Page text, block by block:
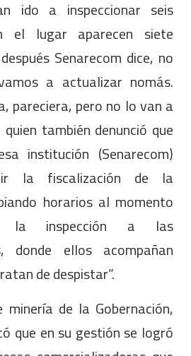
ido a inspeccionar seis
el lugar aparecen siete
Senarecom dice, no
a actualizar nomás.
pareciera, pero no lo van a
también denunció que
institución (Senarecom)
la fiscalización de la
horarios al momento
la inspección a las
donde ellos acompañan
de despistar”.
de la Gobernación,
que en su gestión se logró